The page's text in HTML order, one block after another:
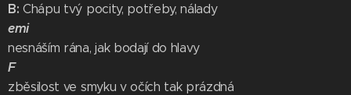
B: Chápu tvý pocity, potřeby, nálady
emi
nesnáším rána, jak bodají do hlavy
F
zběsilost ve smyku v očích tak prázdná